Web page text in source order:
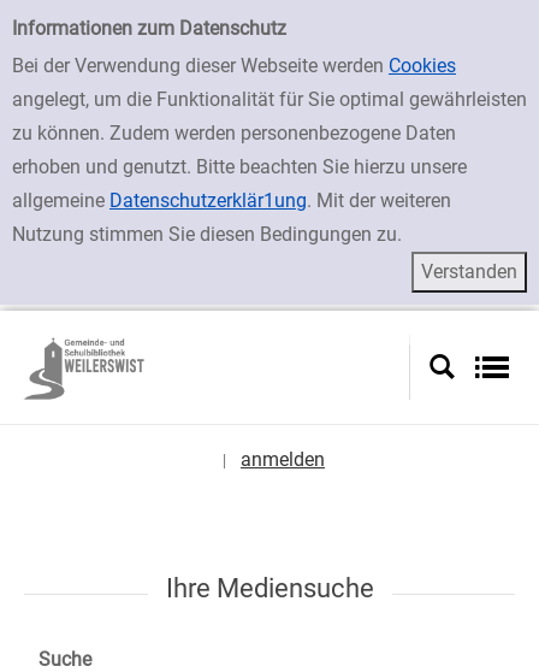
Einfache Suche
Informationen zum Datenschutz
Bei der Verwendung dieser Webseite werden Cookies
angelegt, um die Funktionalität für Sie optimal gewährleisten
zu können. Zudem werden personenbezogene Daten
erhoben und genutzt. Bitte beachten Sie hierzu unsere
allgemeine Datenschutzerklär1ung. Mit der weiteren
Nutzung stimmen Sie diesen Bedingungen zu.
zur Navigation springen
zum Inhalt springen
Zu den Suchfiltern springen
Zur Trefferliste springen
anmelden
Ihre Mediensuche
Suche